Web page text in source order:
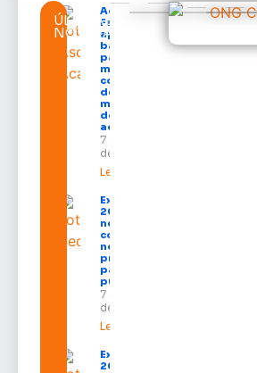
ÚLTIMAS
NOTÍCIAS
Acácio
Favacho
apresenta
balanço
parcial do
mandato
com mais
de R$ 668
milhões
destinados
ao Amapá
7 de agosto
de 2026
Leia mais »
Expofeira
2026 começa
neste sábado
com shows,
negócios e
programação
para todos os
públicos
7 de agosto
de 2026
Leia mais »
Expofeira
2026